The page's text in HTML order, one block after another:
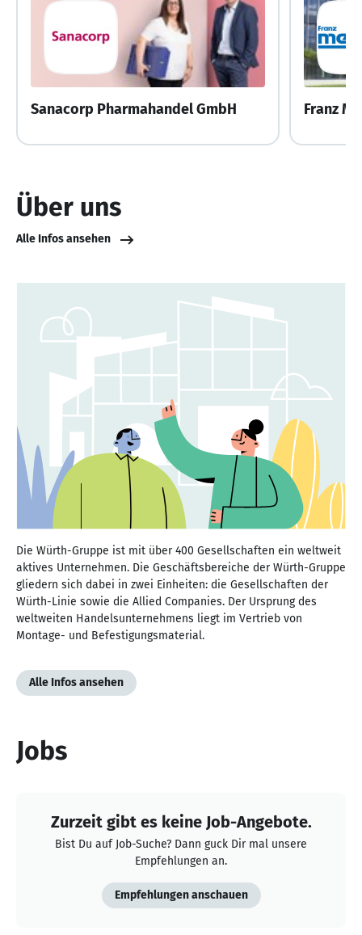
Sanacorp Pharmahandel GmbH Franz
Über uns
Alle Infos ansehen
Die Würth-Gruppe ist mit über 400 Gesellschaften ein weltweit
aktives Unternehmen. Die Geschäftsbereiche der Würth-Gruppe
gliedern sich dabei in zwei Einheiten: die Gesellschaften der
Würth-Linie sowie die Allied Companies. Der Ursprung des
weltweiten Handelsunternehmens liegt im Vertrieb von
Montage- und Befestigungsmaterial.
Alle Infos ansehen
Jobs
Zurzeit gibt es keine Job-Angebote.
Bist Du auf Job-Suche? Dann guck Dir mal unsere
Empfehlungen an.
Empfehlungen anschauen